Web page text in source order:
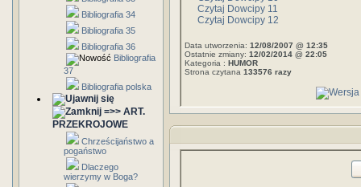
Bibliografia 34
Bibliografia 35
Bibliografia 36
Bibliografia
37
Bibliografia polska
=>> ART.
PRZEKROJOWE
Chrześcijaństwo a
pogaństwo
Dlaczego
wierzymy w Boga?
Czytaj Dowcipy 11
Czytaj Dowcipy 12
Data utworzenia: 12/08/2007 @ 12:35
Ostatnie zmiany: 12/02/2014 @ 22:05
Kategoria : HUMOR
Strona czytana 133576 razy